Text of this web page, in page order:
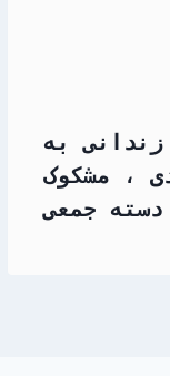
انتقال ۱۲ زندانی به
، مشکوک
جمعی